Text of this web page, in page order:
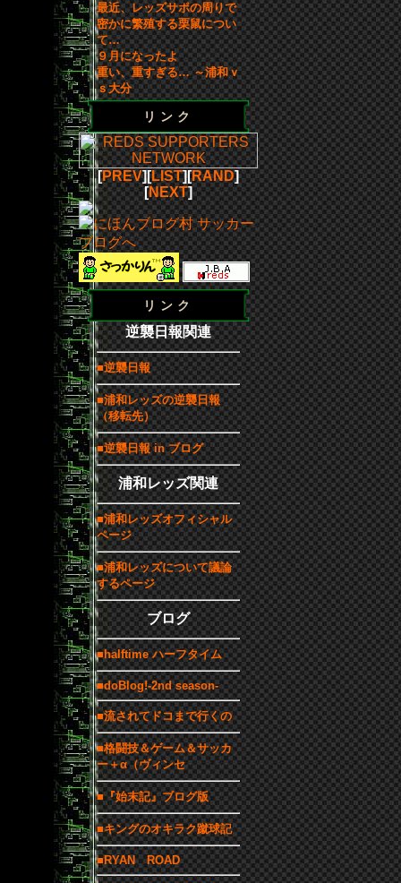
最近、レッズサポの周りで
密かに繁殖する栗鼠につい
て…
９月になったよ
重い、重すぎる… ～浦和ｖ
ｓ大分
リンク
[PREV][LIST][RAND]
[NEXT]
リンク
逆襲日報関連
■逆襲日報
■浦和レッズの逆襲日報
（移転先）
■逆襲日報 in ブログ
浦和レッズ関連
■浦和レッズオフィシャル
ページ
■浦和レッズについて議論
するページ
ブログ
■halftime ハーフタイム
■doBlog!-2nd season-
■流されてドコまで行くの
■格闘技＆ゲーム＆サッカ
ー＋α（ヴィンセ
■『始末記』ブログ版
■キングのオキラク蹴球記
■RYAN ROAD